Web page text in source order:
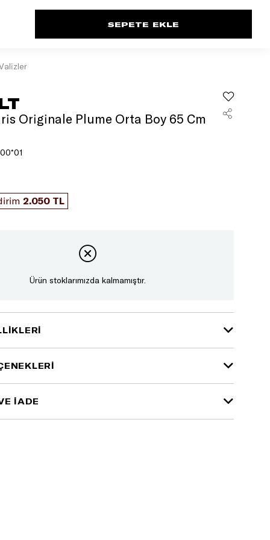
Originale Plume Orta Boy 65 Cm
2.050 TL
Ürün stoklarımızda kalmamıştır.
İADE